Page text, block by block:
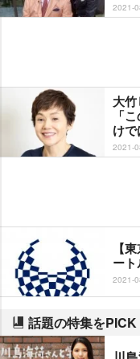
2021-
大
「
けで
2021-
【
ー
2021-
話題の特集をPICK